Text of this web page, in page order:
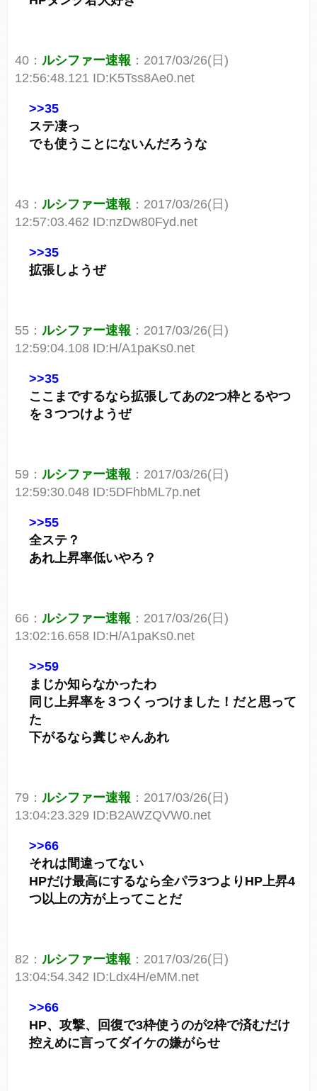
40： ルシファー速報 ：2017/03/26(日)
12:56:48.121 ID:K5Tss8Ae0.net
>>35
ステ凄っ
でも使うことにないんだろうな
43： ルシファー速報 ：2017/03/26(日)
12:57:03.462 ID:nzDw80Fyd.net
>>35
拡張しようぜ
55： ルシファー速報 ：2017/03/26(日)
12:59:04.108 ID:H/A1paKs0.net
>>35
ここまでするなら拡張してあの2つ枠とるやつ
を３つつけようぜ
59： ルシファー速報 ：2017/03/26(日)
12:59:30.048 ID:5DFhbML7p.net
>>55
全ステ？
あれ上昇率低いやろ？
66： ルシファー速報 ：2017/03/26(日)
13:02:16.658 ID:H/A1paKs0.net
>>59
まじか知らなかったわ
同じ上昇率を３つくっつけました！だと思って
た
下がるなら糞じゃんあれ
79： ルシファー速報 ：2017/03/26(日)
13:04:23.329 ID:B2AWZQVW0.net
>>66
それは間違ってない
HPだけ最高にするなら全パラ3つよりHP上昇4
つ以上の方が上ってことだ
82： ルシファー速報 ：2017/03/26(日)
13:04:54.342 ID:Ldx4H/eMM.net
>>66
HP、攻撃、回復で3枠使うのが2枠で済むだけ
控えめに言ってダイケの嫌がらせ